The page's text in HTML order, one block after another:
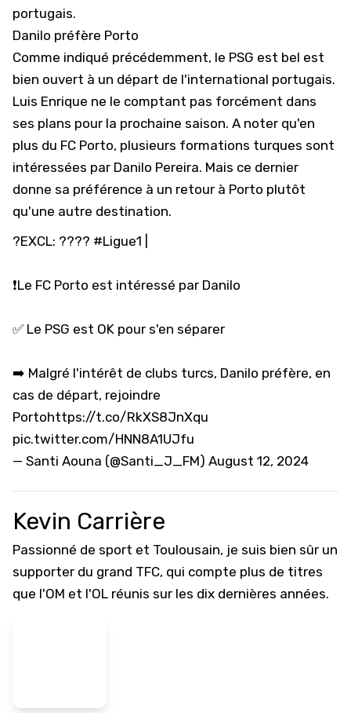
portugais.
Danilo préfère Porto
Comme indiqué précédemment, le PSG est bel est
bien ouvert à un départ de l'international portugais.
Luis Enrique ne le comptant pas forcément dans
ses plans pour la prochaine saison. A noter qu'en
plus du FC Porto, plusieurs formations turques sont
intéressées par Danilo Pereira. Mais ce dernier
donne sa préférence à un retour à Porto plutôt
qu'une autre destination.
?EXCL: ???? #Ligue1
❗️Le FC Porto est intéressé par Danilo
✅️ Le PSG est OK pour s'en séparer
➡️ Malgré l'intérêt de clubs turcs, Danilo préfère, en
cas de départ, rejoindre
Portohttps://t.co/RkXS8JnXqu
pic.twitter.com/HNN8A1UJfu
— Santi Aouna (@Santi_J_FM) August 12, 2024
Kevin Carrière
Passionné de sport et Toulousain, je suis bien sûr un
supporter du grand TFC, qui compte plus de titres
que l'OM et l'OL réunis sur les dix dernières années.